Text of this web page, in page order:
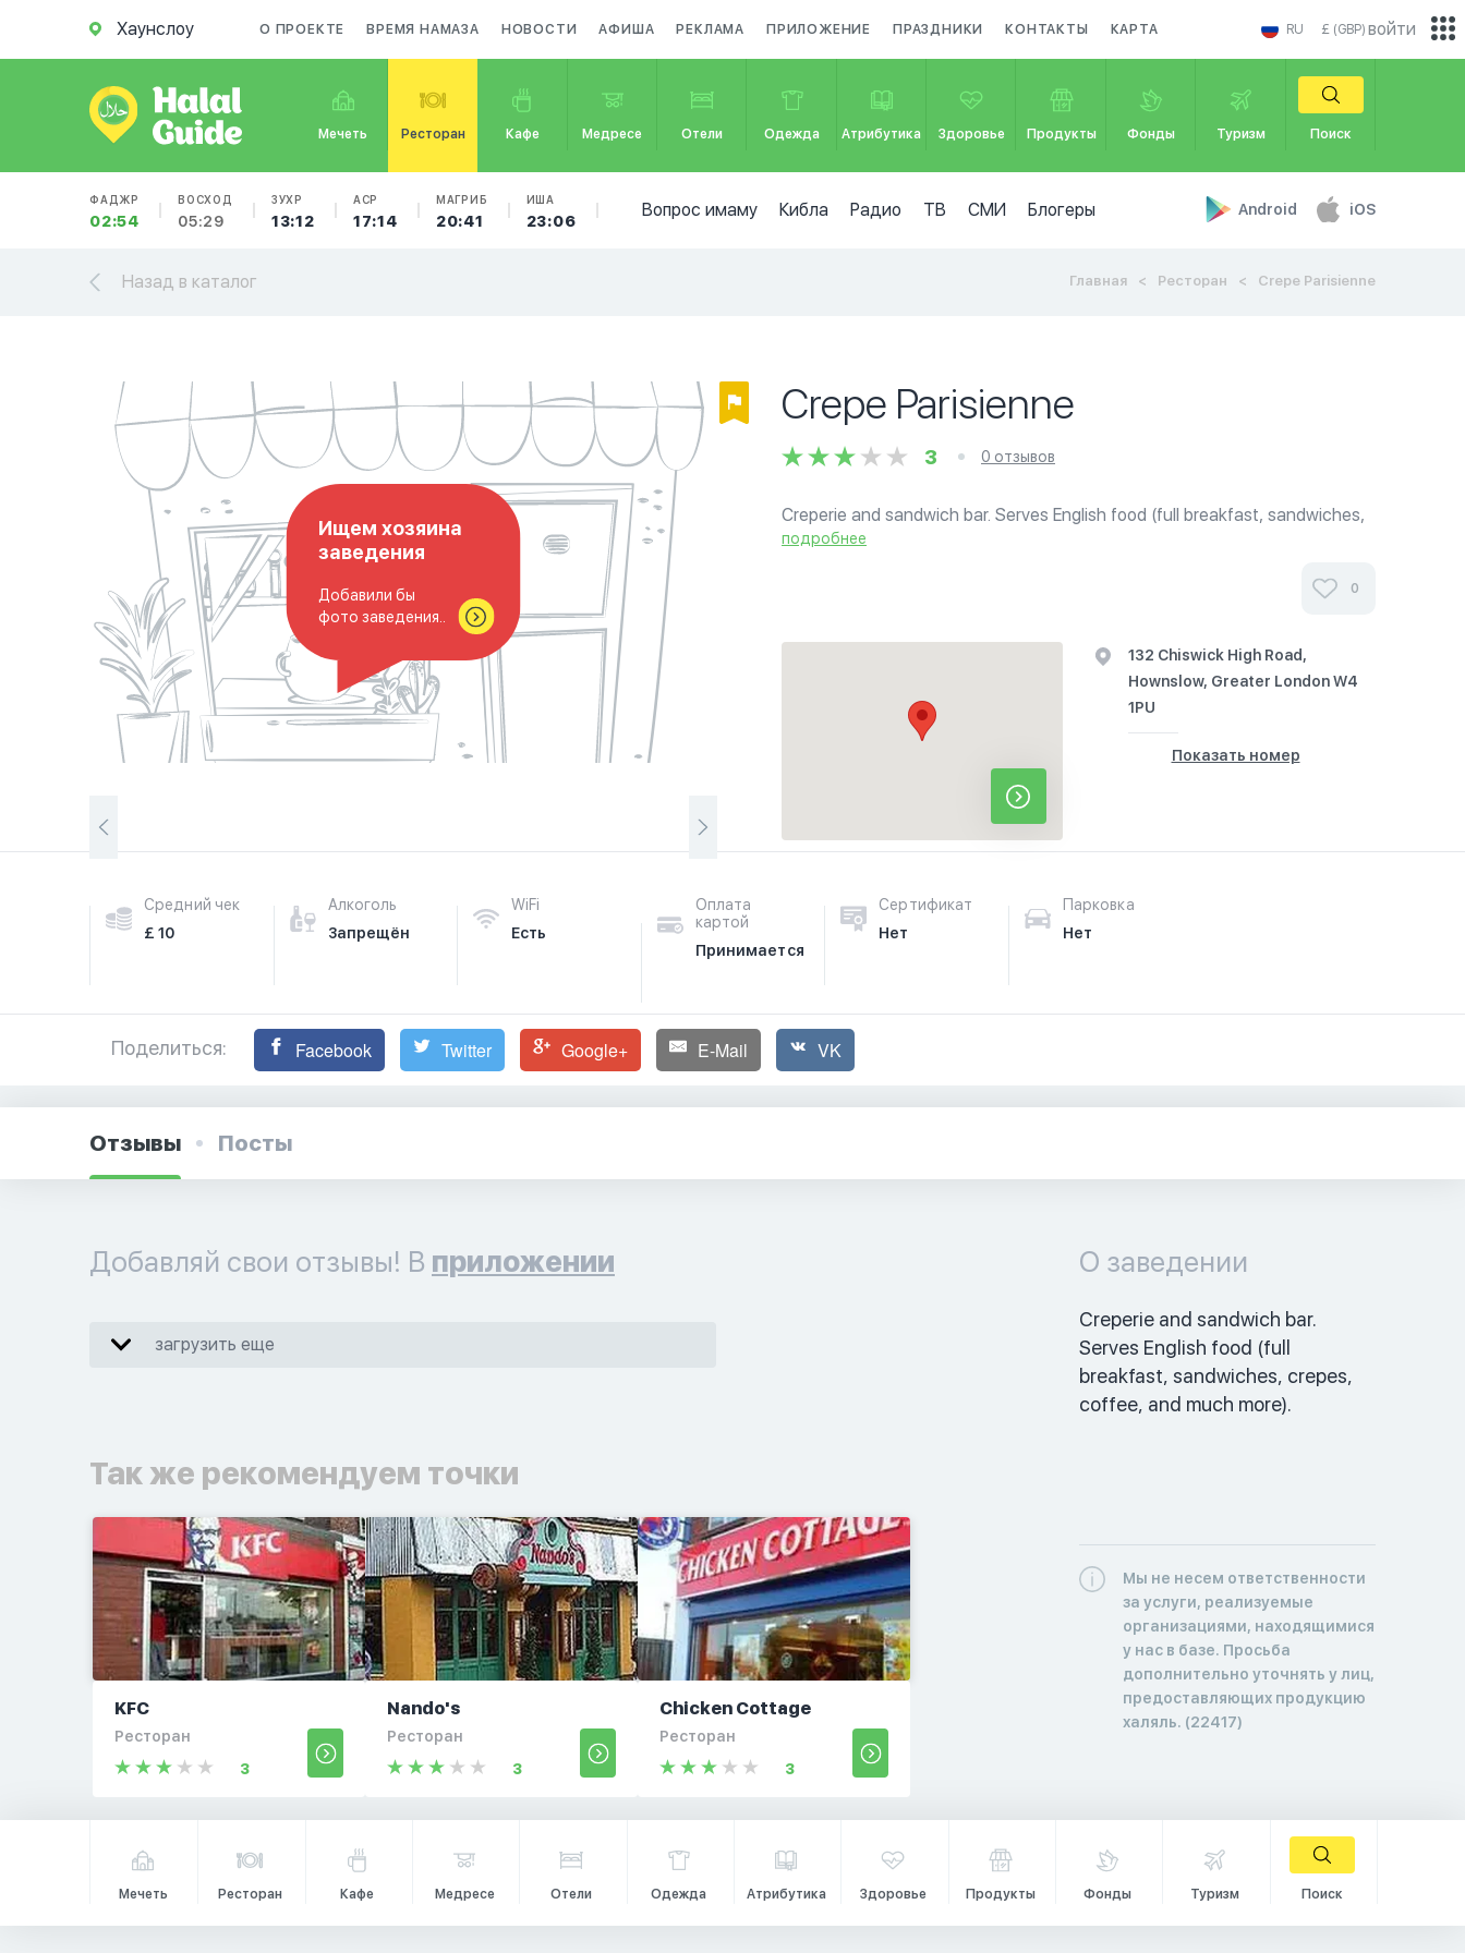
Хаунслоу О ПРОЕКТЕ ВРЕМЯ НАМАЗА НОВОСТИ АФИША РЕКЛАМА ПРИЛОЖЕНИЕ ПРАЗДНИКИ КОНТАКТЫ КАРТА RU £ (GBP)
Мечеть Ресторан Кафе Медресе Отели Одежда Атрибутика Здоровье Продукты Фонды Туризм Поиск
ФАДЖР
02:54
ВОСХОД
05:29
ЗУХР
13:12
АСР
17:14
МАГРИБ
20:41
ИША
23:06
Вопрос имаму Кибла Радио ТВ СМИ Блогеры Android iOS
войти
Назад в каталог Главная Ресторан Crepe Parisienne
Ищем хозяина
заведения
Добавили бы
фото заведения..
Crepe Parisienne
3 0 отзывов
Creperie and sandwich bar. Serves English food (full breakfast, sandwiches,
crepes, coffee, and much more).
подробнее
0
132 Chiswick High Road,
Hownslow, Greater London W4
1PU
Показать номер
Средний чек
£ 10
Алкоголь
Запрещён
WiFi
Есть
Оплата
картой
Принимается
Сертификат
Нет
Парковка
Нет
Поделиться: Facebook Twitter Google+ E-Mail VK
Отзывы Посты
Добавляй свои отзывы! В приложении
загрузить еще
Так же рекомендуем точки
KFC
Ресторан
3
Nando's
Ресторан
3
Chicken Cottage
Ресторан
3
О заведении
Creperie and sandwich bar.
Serves English food (full
breakfast, sandwiches, crepes,
coffee, and much more).
Мы не несем ответственности
за услуги, реализуемые
организациями, находящимися
у нас в базе. Просьба
дополнительно уточнять у лиц,
предоставляющих продукцию
халяль. (22417)
Мечеть Ресторан Кафе Медресе Отели Одежда Атрибутика Здоровье Продукты Фонды Туризм Поиск